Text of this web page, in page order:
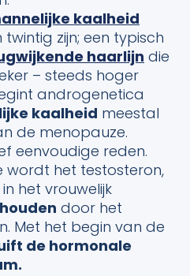
kaalheid
zijn; een typisch
haarlijn die
– steeds hoger
androgenetica
kaalheid meestal
de menopauze.
eenvoudige reden.
wordt het testosteron,
het vrouwelijk
door het
Met het begin van de
de hormonale